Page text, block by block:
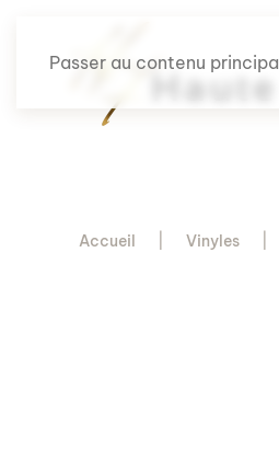
Passer au contenu principal
Accueil Vinyles